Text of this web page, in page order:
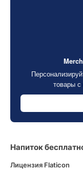
товары
Напиток
Лицензия Flaticon